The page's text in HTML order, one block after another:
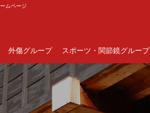
ムページ
外傷グループ スポーツ・関節鏡グループ